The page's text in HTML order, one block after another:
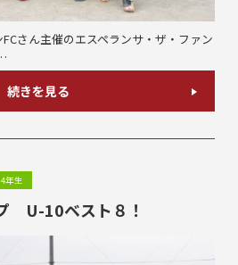
さん主催のエスペランサ・ザ・ファン
続きを見る
4年生
U-10ベスト８！